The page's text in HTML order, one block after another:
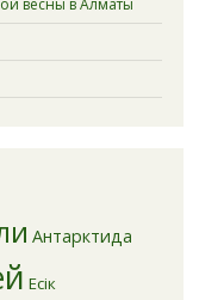
весны в Алматы
Антарктида
Есік